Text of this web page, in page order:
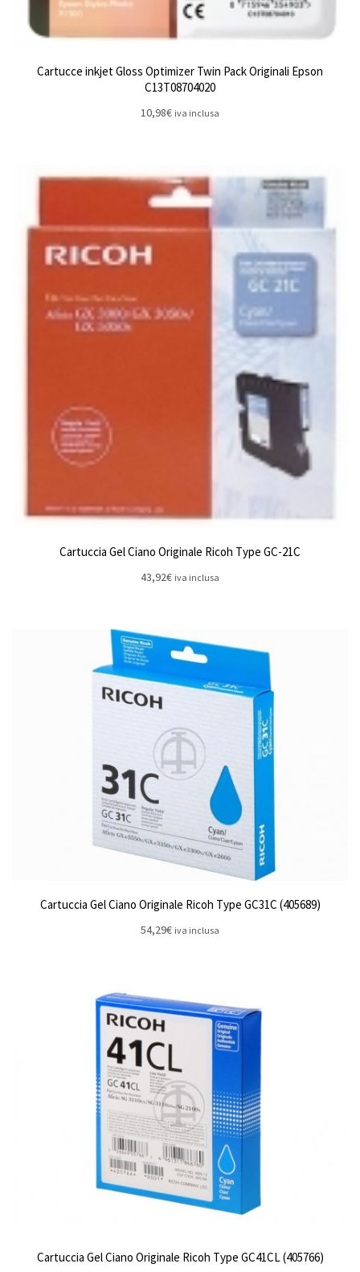
Cartucce inkjet Gloss Optimizer Twin Pack Originali Epson
C13T08704020
10,98€ iva inclusa
Cartuccia Gel Ciano Originale Ricoh Type GC-21C
43,92€ iva inclusa
Cartuccia Gel Ciano Originale Ricoh Type GC31C (405689)
54,29€ iva inclusa
Cartuccia Gel Ciano Originale Ricoh Type GC41CL (405766)